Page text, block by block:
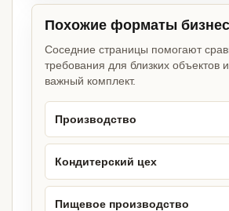
Похожие форматы
Соседние страницы помогают
требования для близких объектов
важный комплект.
Производство
Кондитерский цех
Пищевое производство